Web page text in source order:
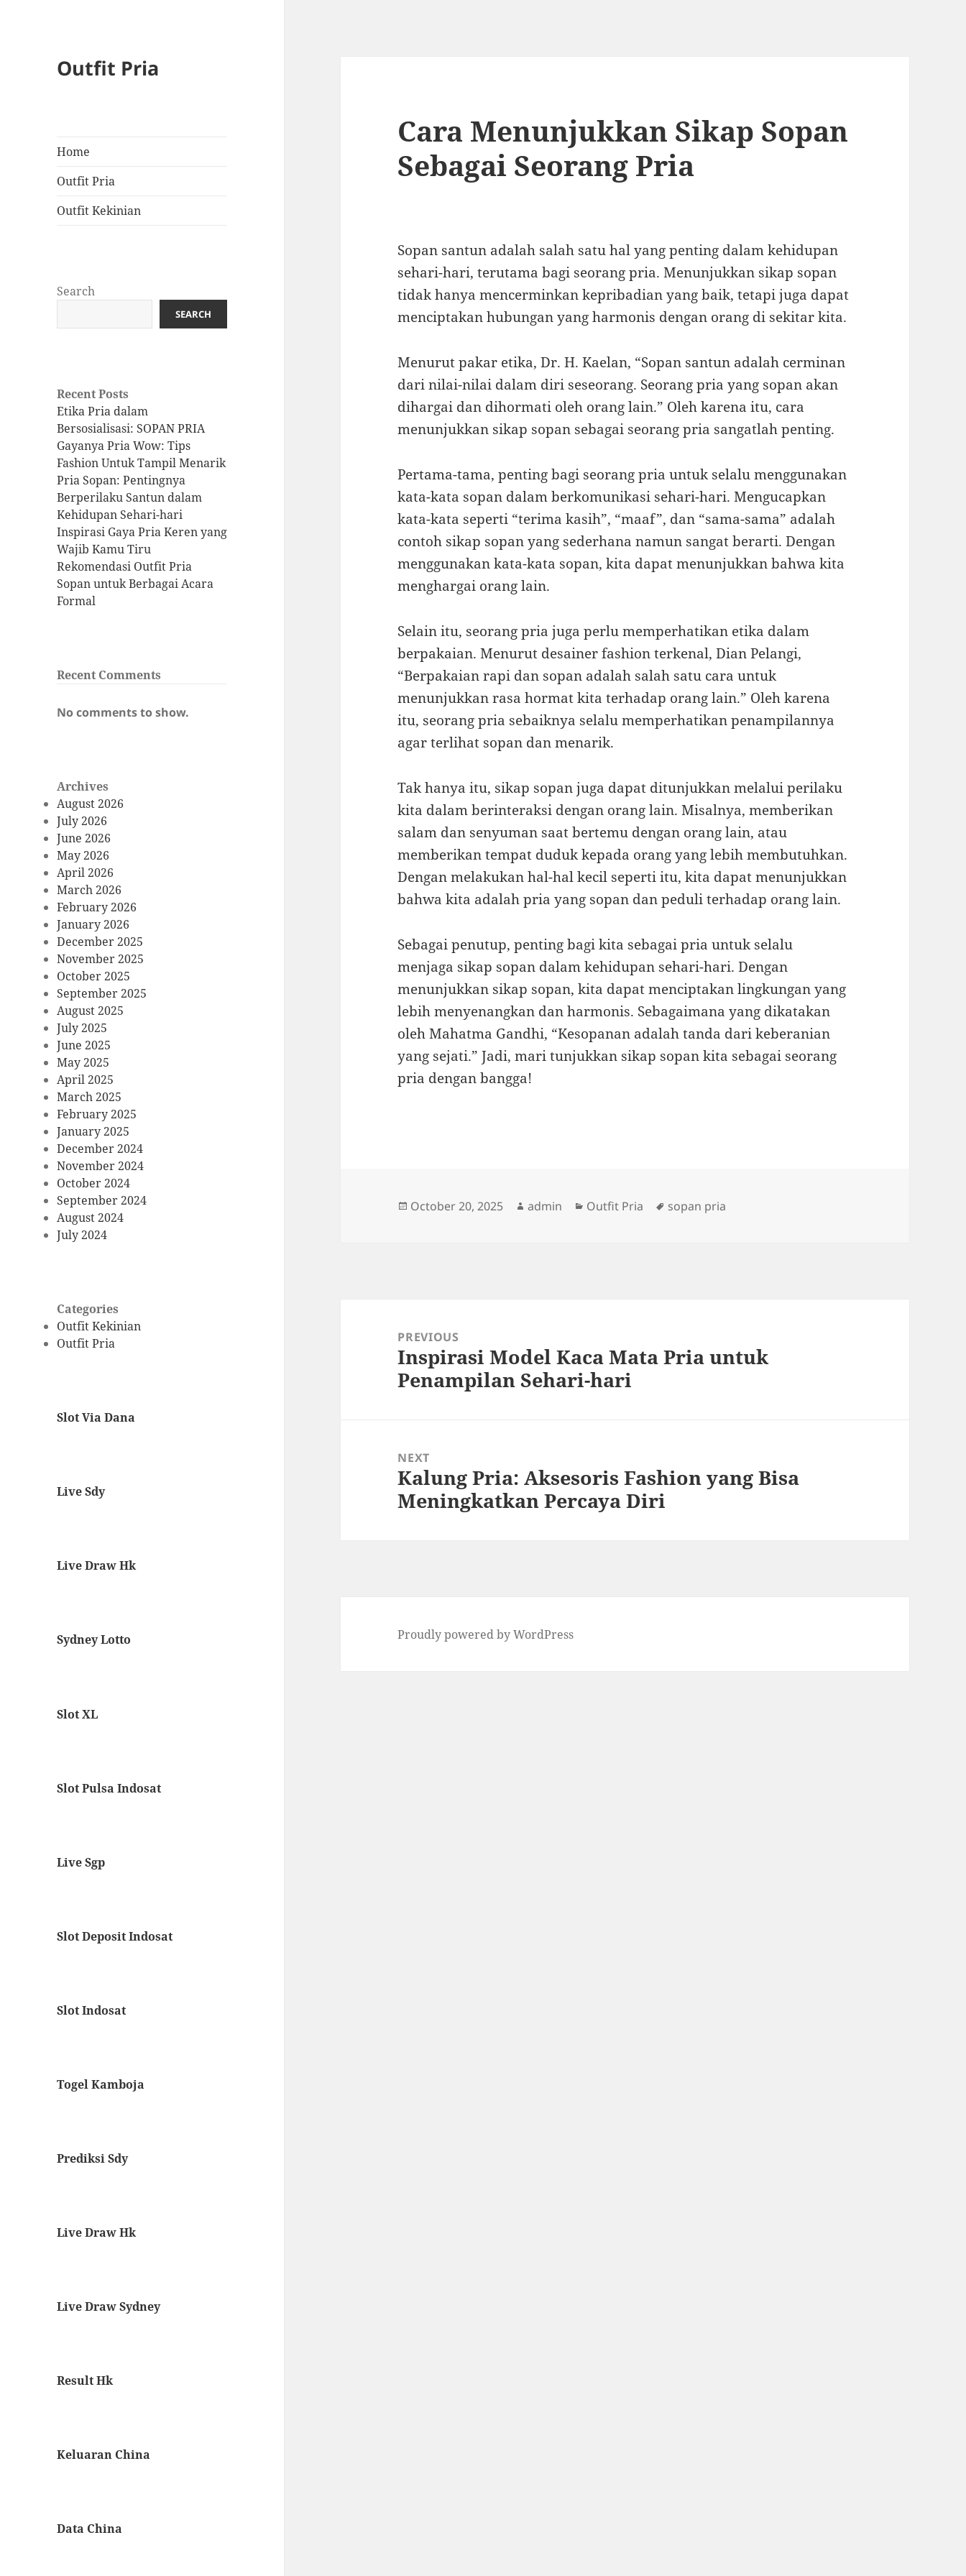
Outfit Pria
Home
Outfit Pria
Outfit Kekinian
Search
SEARCH
Recent Posts
Etika Pria dalam
Bersosialisasi: SOPAN PRIA
Gayanya Pria Wow: Tips
Fashion Untuk Tampil Menarik
Pria Sopan: Pentingnya
Berperilaku Santun dalam
Kehidupan Sehari-hari
Inspirasi Gaya Pria Keren yang
Wajib Kamu Tiru
Rekomendasi Outfit Pria
Sopan untuk Berbagai Acara
Formal
Recent Comments
No comments to show.
Archives
August 2026
July 2026
June 2026
May 2026
April 2026
March 2026
February 2026
January 2026
December 2025
November 2025
October 2025
September 2025
August 2025
July 2025
June 2025
May 2025
April 2025
March 2025
February 2025
January 2025
December 2024
November 2024
October 2024
September 2024
August 2024
July 2024
Categories
Outfit Kekinian
Outfit Pria
Slot Via Dana
Live Sdy
Live Draw Hk
Sydney Lotto
Slot XL
Slot Pulsa Indosat
Live Sgp
Slot Deposit Indosat
Slot Indosat
Togel Kamboja
Prediksi Sdy
Live Draw Hk
Live Draw Sydney
Result Hk
Keluaran China
Data China
Cara Menunjukkan Sikap Sopan
Sebagai Seorang Pria
Sopan santun adalah salah satu hal yang penting dalam kehidupan
sehari-hari, terutama bagi seorang pria. Menunjukkan sikap sopan
tidak hanya mencerminkan kepribadian yang baik, tetapi juga dapat
menciptakan hubungan yang harmonis dengan orang di sekitar kita.
Menurut pakar etika, Dr. H. Kaelan, “Sopan santun adalah cerminan
dari nilai-nilai dalam diri seseorang. Seorang pria yang sopan akan
dihargai dan dihormati oleh orang lain.” Oleh karena itu, cara
menunjukkan sikap sopan sebagai seorang pria sangatlah penting.
Pertama-tama, penting bagi seorang pria untuk selalu menggunakan
kata-kata sopan dalam berkomunikasi sehari-hari. Mengucapkan
kata-kata seperti “terima kasih”, “maaf”, dan “sama-sama” adalah
contoh sikap sopan yang sederhana namun sangat berarti. Dengan
menggunakan kata-kata sopan, kita dapat menunjukkan bahwa kita
menghargai orang lain.
Selain itu, seorang pria juga perlu memperhatikan etika dalam
berpakaian. Menurut desainer fashion terkenal, Dian Pelangi,
“Berpakaian rapi dan sopan adalah salah satu cara untuk
menunjukkan rasa hormat kita terhadap orang lain.” Oleh karena
itu, seorang pria sebaiknya selalu memperhatikan penampilannya
agar terlihat sopan dan menarik.
Tak hanya itu, sikap sopan juga dapat ditunjukkan melalui perilaku
kita dalam berinteraksi dengan orang lain. Misalnya, memberikan
salam dan senyuman saat bertemu dengan orang lain, atau
memberikan tempat duduk kepada orang yang lebih membutuhkan.
Dengan melakukan hal-hal kecil seperti itu, kita dapat menunjukkan
bahwa kita adalah pria yang sopan dan peduli terhadap orang lain.
Sebagai penutup, penting bagi kita sebagai pria untuk selalu
menjaga sikap sopan dalam kehidupan sehari-hari. Dengan
menunjukkan sikap sopan, kita dapat menciptakan lingkungan yang
lebih menyenangkan dan harmonis. Sebagaimana yang dikatakan
oleh Mahatma Gandhi, “Kesopanan adalah tanda dari keberanian
yang sejati.” Jadi, mari tunjukkan sikap sopan kita sebagai seorang
pria dengan bangga!
Posted
October 20, 2025 Author
admin Categories
Outfit Pria Tags
sopan pria
navigationPREVIOUS
Previous
post:
Inspirasi Model Kaca Mata Pria untuk
Penampilan Sehari-hari
NEXT
Next
post:
Kalung Pria: Aksesoris Fashion yang Bisa
Meningkatkan Percaya Diri
Proudly powered by WordPress